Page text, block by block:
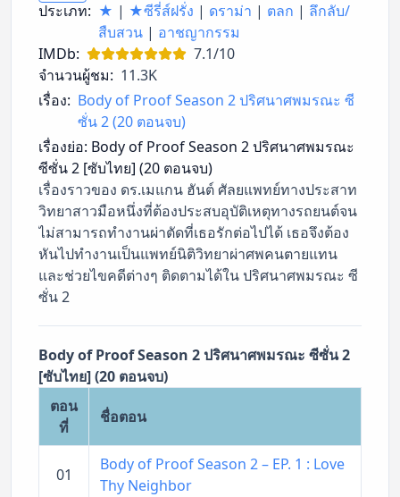
ประเภท: ★ | ★ซีรี่ส์ฝรั่ง | ดราม่า | ตลก | ลึกลับ/
สืบสวน | อาชญากรรม
IMDb:
7.1/10
จำนวนผู้ชม: 11.3K
เรื่อง: Body of Proof Season 2 ปริศนาศพมรณะ ซี
ซั่น 2 (20 ตอนจบ)
เรื่องย่อ: Body of Proof Season 2 ปริศนาศพมรณะ
ซีซั่น 2 [ซับไทย] (20 ตอนจบ)
เรื่องราวของ ดร.เมแกน ฮันต์ ศัลยแพทย์ทางประสาท
วิทยาสาวมือหนึ่งที่ต้องประสบอุบัติเหตุทางรถยนต์จน
ไม่สามารถทำงานผ่าตัดที่เธอรักต่อไปได้ เธอจึงต้อง
หันไปทำงานเป็นแพทย์นิติวิทยาผ่าศพคนตายแทน
และช่วยไขคดีต่างๆ ติดตามได้ใน ปริศนาศพมรณะ ซี
ซั่น 2
Body of Proof Season 2 ปริศนาศพมรณะ ซีซั่น 2
[ซับไทย] (20 ตอนจบ)
ตอน
ที่
ชื่อตอน
01
Body of Proof Season 2 – EP. 1 : Love
Thy Neighbor